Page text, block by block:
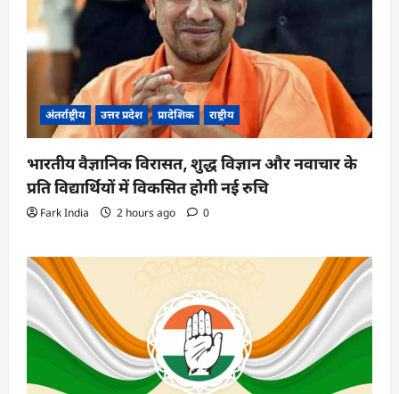
अंतर्राष्ट्रीय उत्तर प्रदेश प्रादेशिक राष्ट्रीय
भारतीय वैज्ञानिक विरासत, शुद्ध विज्ञान और नवाचार के
प्रति विद्यार्थियों में विकसित होगी नई रुचि
Fark India 2 hours ago 0